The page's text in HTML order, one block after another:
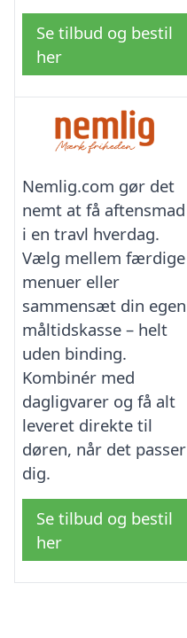
Se tilbud og bestil
her
Nemlig.com gør det
nemt at få aftensmad
i en travl hverdag.
Vælg mellem færdige
menuer eller
sammensæt din egen
måltidskasse – helt
uden binding.
Kombinér med
dagligvarer og få alt
leveret direkte til
døren, når det passer
dig.
Se tilbud og bestil
her